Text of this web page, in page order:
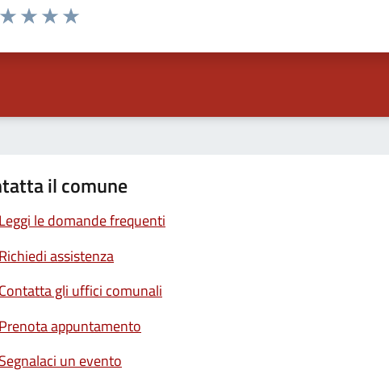
da 1 a 5 stelle la pagina
il comune
Leggi le domande frequenti
Richiedi assistenza
Contatta gli uffici comunali
Prenota appuntamento
Segnalaci un evento